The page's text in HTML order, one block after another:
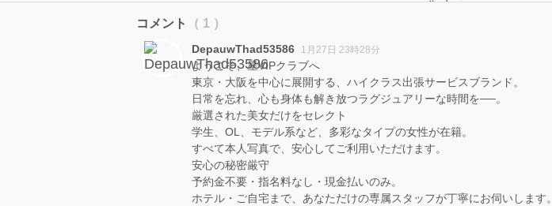
コメント （ 1 ）
DepauwThad53586 1月27日 23時28分
ようこそ、星VIPクラブへ
東京・大阪を中心に展開する、ハイクラス出張サービスブランド。
日常を忘れ、心も身体も解き放つラグジュアリーな時間を──。
厳選された美女だけをセレクト
学生、OL、モデル系など、多彩なタイプの女性が在籍。
すべて本人写真で、安心してご利用いただけます。
安心の秘密厳守
予約金不要・指名料なし・現金払いのみ。
ホテル・ご自宅まで、あなただけの専属スタッフが丁寧にお伺いします。